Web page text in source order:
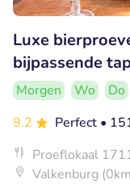
Luxe
bijpassende
Morgen Wo Do
9.2
Perfect •
Proeflokaal
Valkenburg